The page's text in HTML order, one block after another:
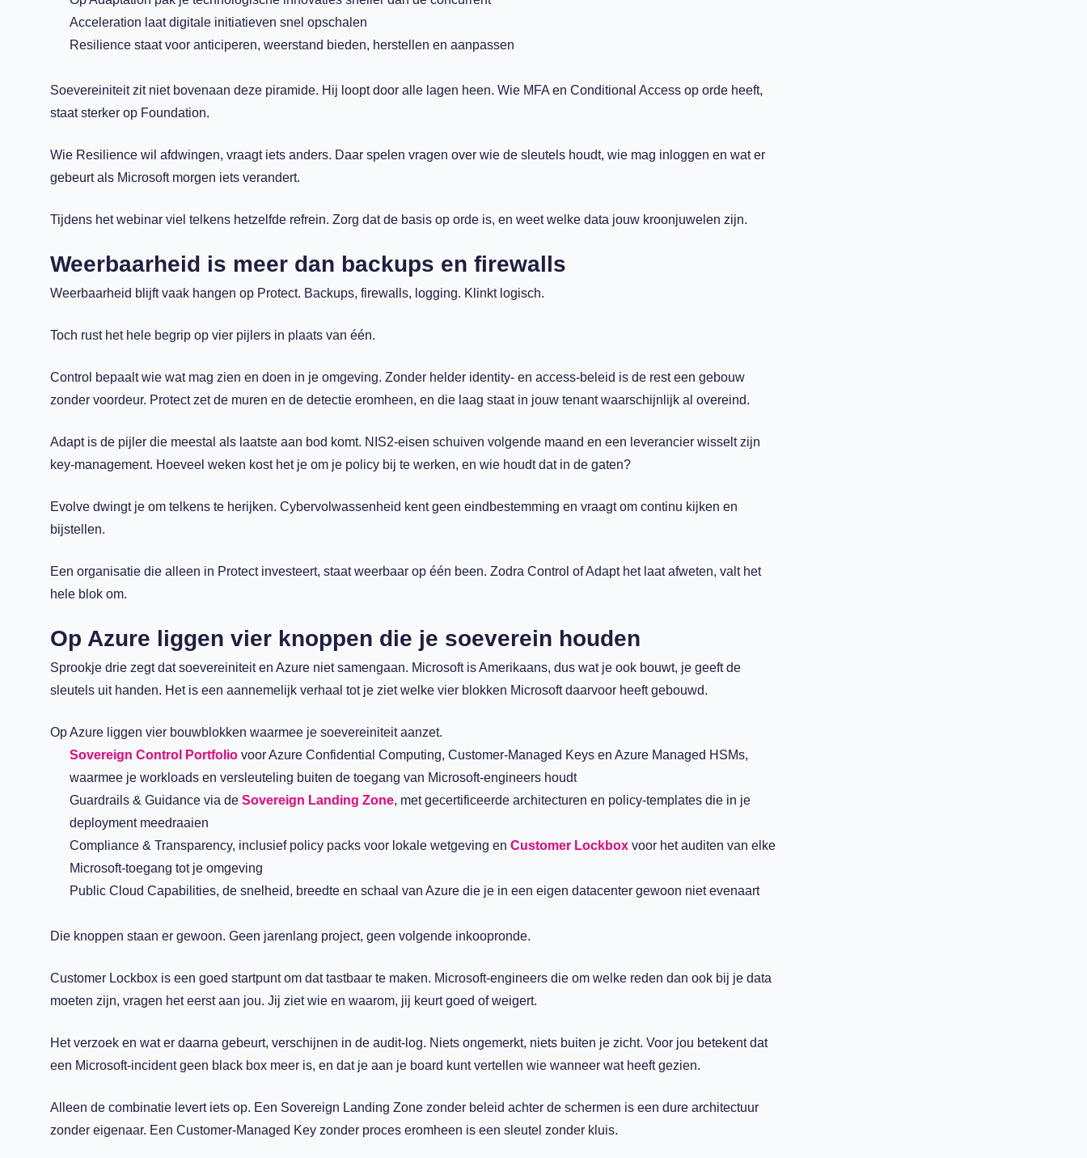
Acceleration laat digitale initiatieven snel opschalen
Resilience staat voor anticiperen, weerstand bieden, herstellen en aanpassen
Soevereiniteit zit niet bovenaan deze piramide. Hij loopt door alle lagen heen. Wie MFA en Conditional Access op orde heeft,
staat sterker op Foundation.
Wie Resilience wil afdwingen, vraagt iets anders. Daar spelen vragen over wie de sleutels houdt, wie mag inloggen en wat er
gebeurt als Microsoft morgen iets verandert.
Tijdens het webinar viel telkens hetzelfde refrein. Zorg dat de basis op orde is, en weet welke data jouw kroonjuwelen zijn.
Weerbaarheid is meer dan backups en firewalls
Weerbaarheid blijft vaak hangen op Protect. Backups, firewalls, logging. Klinkt logisch.
Toch rust het hele begrip op vier pijlers in plaats van één.
Control bepaalt wie wat mag zien en doen in je omgeving. Zonder helder identity- en access-beleid is de rest een gebouw
zonder voordeur. Protect zet de muren en de detectie eromheen, en die laag staat in jouw tenant waarschijnlijk al overeind.
Adapt is de pijler die meestal als laatste aan bod komt. NIS2-eisen schuiven volgende maand en een leverancier wisselt zijn
key-management. Hoeveel weken kost het je om je policy bij te werken, en wie houdt dat in de gaten?
Evolve dwingt je om telkens te herijken. Cybervolwassenheid kent geen eindbestemming en vraagt om continu kijken en
bijstellen.
Een organisatie die alleen in Protect investeert, staat weerbaar op één been. Zodra Control of Adapt het laat afweten, valt het
hele blok om.
Op Azure liggen vier knoppen die je soeverein houden
Sprookje drie zegt dat soevereiniteit en Azure niet samengaan. Microsoft is Amerikaans, dus wat je ook bouwt, je geeft de
sleutels uit handen. Het is een aannemelijk verhaal tot je ziet welke vier blokken Microsoft daarvoor heeft gebouwd.
Op Azure liggen vier bouwblokken waarmee je soevereiniteit aanzet.
Sovereign Control Portfolio voor Azure Confidential Computing, Customer-Managed Keys en Azure Managed HSMs,
waarmee je workloads en versleuteling buiten de toegang van Microsoft-engineers houdt
Guardrails & Guidance via de Sovereign Landing Zone, met gecertificeerde architecturen en policy-templates die in je
deployment meedraaien
Compliance & Transparency, inclusief policy packs voor lokale wetgeving en Customer Lockbox voor het auditen van elke
Microsoft-toegang tot je omgeving
Public Cloud Capabilities, de snelheid, breedte en schaal van Azure die je in een eigen datacenter gewoon niet evenaart
Die knoppen staan er gewoon. Geen jarenlang project, geen volgende inkoopronde.
Customer Lockbox is een goed startpunt om dat tastbaar te maken. Microsoft-engineers die om welke reden dan ook bij je data
moeten zijn, vragen het eerst aan jou. Jij ziet wie en waarom, jij keurt goed of weigert.
Het verzoek en wat er daarna gebeurt, verschijnen in de audit-log. Niets ongemerkt, niets buiten je zicht. Voor jou betekent dat
een Microsoft-incident geen black box meer is, en dat je aan je board kunt vertellen wie wanneer wat heeft gezien.
Alleen de combinatie levert iets op. Een Sovereign Landing Zone zonder beleid achter de schermen is een dure architectuur
zonder eigenaar. Een Customer-Managed Key zonder proces eromheen is een sleutel zonder kluis.